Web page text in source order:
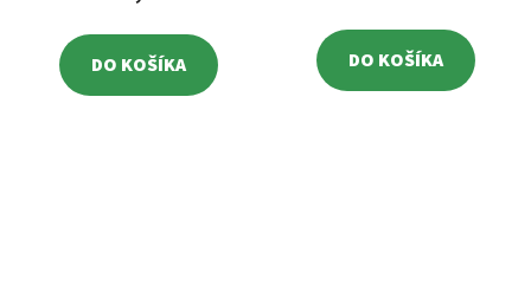
DO KOŠÍKA DO KOŠÍKA